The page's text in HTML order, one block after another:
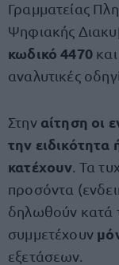
Γραμματείας
Ψηφιακής
κωδικό 4470
αναλυτικές
Στην αίτηση οι
την ειδικότητα
κατέχουν . Τα
προσόντα
δηλωθούν κατά
συμμετέχουν
εξετάσεων.